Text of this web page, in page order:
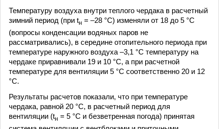
Температуру воздуха внутри теплого чердака в расчетный
зимний период (при tн = –28 °С) изменяли от 18 до 5 °С
(вопросы конденсации водяных паров не
рассматривались), в середине отопительного периода при
температуре наружного воздуха –3,1 °С температуру на
чердаке приравнивали 19 и 10 °С, а при расчетной
температуре для вентиляции 5 °С соответственно 20 и 12
°С.
Результаты расчетов показали, что при температуре
чердака, равной 20 °С, в расчетный период для
вентиляции (tн = 5 °С и безветренная погода) принятая